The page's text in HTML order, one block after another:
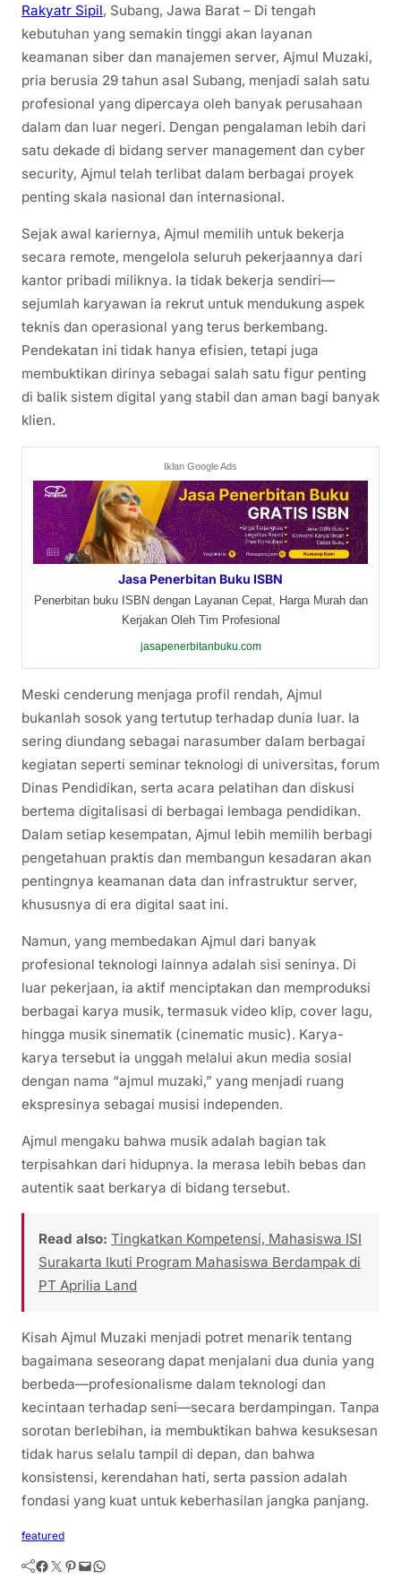
Rakyatr Sipil, Subang, Jawa Barat – Di tengah
kebutuhan yang semakin tinggi akan layanan
keamanan siber dan manajemen server, Ajmul Muzaki,
pria berusia 29 tahun asal Subang, menjadi salah satu
profesional yang dipercaya oleh banyak perusahaan
dalam dan luar negeri. Dengan pengalaman lebih dari
satu dekade di bidang server management dan cyber
security, Ajmul telah terlibat dalam berbagai proyek
penting skala nasional dan internasional.
Sejak awal kariernya, Ajmul memilih untuk bekerja
secara remote, mengelola seluruh pekerjaannya dari
kantor pribadi miliknya. Ia tidak bekerja sendiri—
sejumlah karyawan ia rekrut untuk mendukung aspek
teknis dan operasional yang terus berkembang.
Pendekatan ini tidak hanya efisien, tetapi juga
membuktikan dirinya sebagai salah satu figur penting
di balik sistem digital yang stabil dan aman bagi banyak
klien.
Iklan Google Ads
Jasa Penerbitan Buku ISBN
Penerbitan buku ISBN dengan Layanan Cepat, Harga Murah dan
Kerjakan Oleh Tim Profesional
jasapenerbitanbuku.com
Meski cenderung menjaga profil rendah, Ajmul
bukanlah sosok yang tertutup terhadap dunia luar. Ia
sering diundang sebagai narasumber dalam berbagai
kegiatan seperti seminar teknologi di universitas, forum
Dinas Pendidikan, serta acara pelatihan dan diskusi
bertema digitalisasi di berbagai lembaga pendidikan.
Dalam setiap kesempatan, Ajmul lebih memilih berbagi
pengetahuan praktis dan membangun kesadaran akan
pentingnya keamanan data dan infrastruktur server,
khususnya di era digital saat ini.
Namun, yang membedakan Ajmul dari banyak
profesional teknologi lainnya adalah sisi seninya. Di
luar pekerjaan, ia aktif menciptakan dan memproduksi
berbagai karya musik, termasuk video klip, cover lagu,
hingga musik sinematik (cinematic music). Karya-
karya tersebut ia unggah melalui akun media sosial
dengan nama “ajmul muzaki,” yang menjadi ruang
ekspresinya sebagai musisi independen.
Ajmul mengaku bahwa musik adalah bagian tak
terpisahkan dari hidupnya. Ia merasa lebih bebas dan
autentik saat berkarya di bidang tersebut.
Read also: Tingkatkan Kompetensi, Mahasiswa ISI
Surakarta Ikuti Program Mahasiswa Berdampak di
PT Aprilia Land
Kisah Ajmul Muzaki menjadi potret menarik tentang
bagaimana seseorang dapat menjalani dua dunia yang
berbeda—profesionalisme dalam teknologi dan
kecintaan terhadap seni—secara berdampingan. Tanpa
sorotan berlebihan, ia membuktikan bahwa kesuksesan
tidak harus selalu tampil di depan, dan bahwa
konsistensi, kerendahan hati, serta passion adalah
fondasi yang kuat untuk keberhasilan jangka panjang.
featured
Facebook Twitter Pinterest Mail WhatsApp